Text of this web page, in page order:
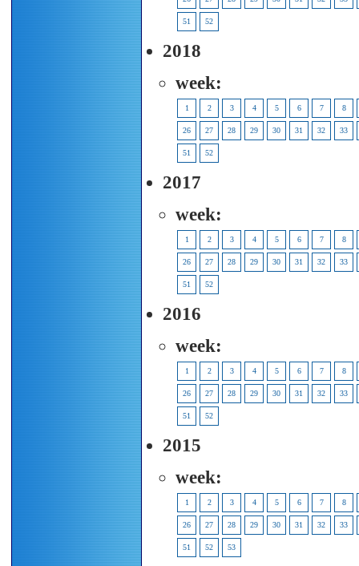
51 52
2018
week:
1 2 3 4 5 6 7 8
26 27 28 29 30 31 32 33
51 52
2017
week:
1 2 3 4 5 6 7 8
26 27 28 29 30 31 32 33
51 52
2016
week:
1 2 3 4 5 6 7 8
26 27 28 29 30 31 32 33
51 52
2015
week:
1 2 3 4 5 6 7 8
26 27 28 29 30 31 32 33
51 52 53